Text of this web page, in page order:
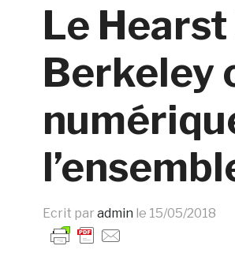
Le
Berkeley
Ecrit par admin le 15/05/2018